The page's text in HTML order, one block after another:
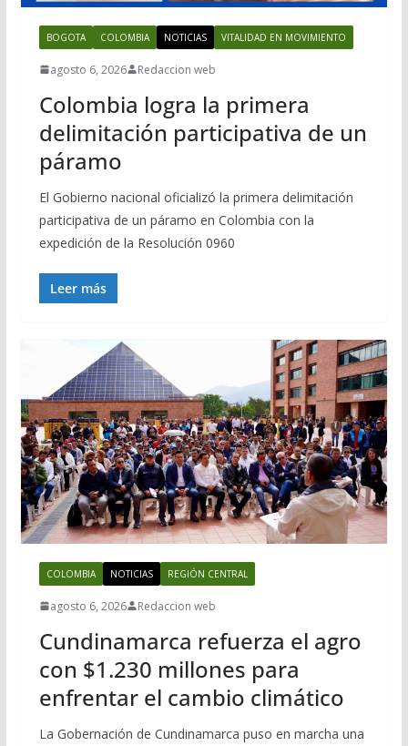
BOGOTA COLOMBIA NOTICIAS VITALIDAD EN MOVIMIENTO
agosto 6, 2026 Redaccion web
Colombia logra la primera
delimitación participativa de un
páramo
El Gobierno nacional oficializó la primera delimitación
participativa de un páramo en Colombia con la
expedición de la Resolución 0960
Leer más
COLOMBIA NOTICIAS REGIÓN CENTRAL
agosto 6, 2026 Redaccion web
Cundinamarca refuerza el agro
con $1.230 millones para
enfrentar el cambio climático
La Gobernación de Cundinamarca puso en marcha una